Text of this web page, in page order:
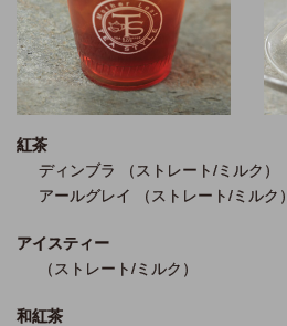
紅茶
ディンブラ
（ストレート/ミルク）
アールグレイ
（ストレート/ミルク）
アイスティー
（ストレート/ミルク）
和紅茶